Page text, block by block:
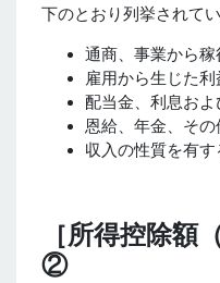
下のとおり列挙されてい
通商、事業から
雇用から生じた
配当金、利息およ
恩給、年金、その
収入の性質を有
［所得控除
②